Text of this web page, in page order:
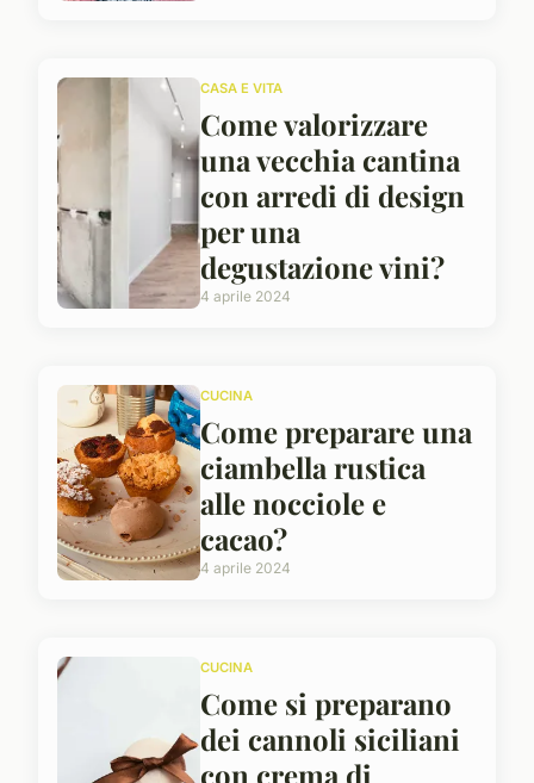
CASA E VITA
Come valorizzare
una vecchia cantina
con arredi di design
per una
degustazione vini?
4 aprile 2024
CUCINA
Come preparare una
ciambella rustica
alle nocciole e
cacao?
4 aprile 2024
CUCINA
Come si preparano
dei cannoli siciliani
con crema di